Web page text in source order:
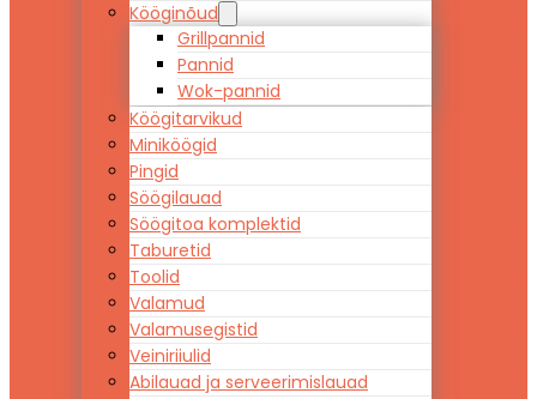
Kööginõud
Grillpannid
Pannid
Wok-pannid
Köögitarvikud
Miniköögid
Pingid
Söögilauad
Söögitoa komplektid
Taburetid
Toolid
Valamud
Valamusegistid
Veiniriiulid
Abilauad ja serveerimislauad